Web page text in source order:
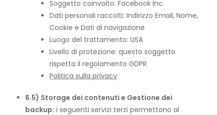
Soggetto coinvolto: Facebook Inc.
Dati personali raccolti: Indirizzo Email, Nome,
Cookie e Dati di navigazione
Luogo del trattamento: USA
Livello di protezione: questo soggetto
rispetta il regolamento GDPR
Politica sulla privacy
6.5) Storage dei contenuti e Gestione dei
backup: i seguenti servizi terzi permettono al